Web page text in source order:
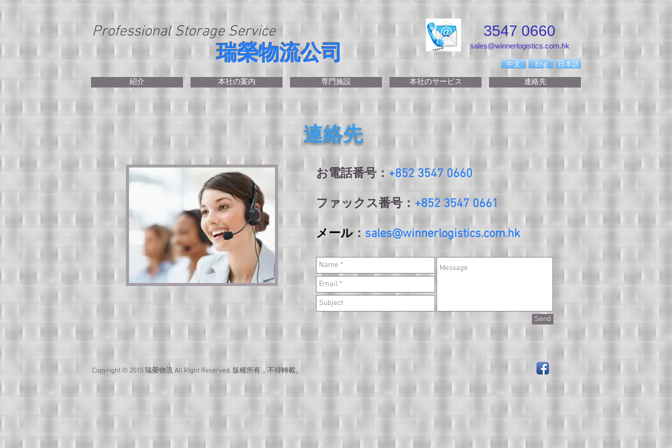
Professional Storage Service 3547 0660
sales@winnerlogistics.com.hk
瑞榮物流公司 中文 Eng 日本語
紹介 本社の案内 専門施設 本社のサービス 連絡先
連絡先
お電話番号： +852 3547 0660
ファックス番号： +852 3547 0661
メール ： sales@winnerlogistics.com.hk
Send
Copyright © 2015 瑞榮物流 All Right Reserved. 版權所有，不得轉載。